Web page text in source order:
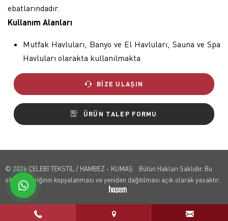
whatsapp
ebatlarındadır.
Kullanım Alanları
Mutfak Havluları, Banyo ve El Havluları, Sauna ve Spa
Havluları olarakta kullanılmakta
BIZE ULAŞIN
ÜRÜN TALEP FORMU
© 2026 ÇELEBİ TEKSTİL / HAMBEZ - KUMAŞ Bütün Hakları Saklıdır. Bu
sitenin içeriğinin kopyalanması ve yeniden dağıtılması açık olarak yasaktır.